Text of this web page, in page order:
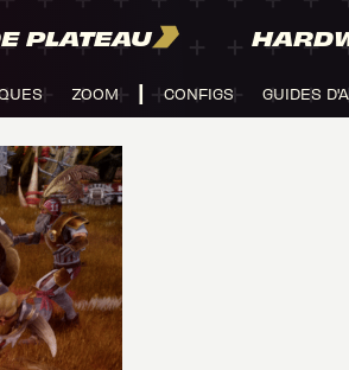
PLATEAU
ZOOM CONFIGS GUIDES